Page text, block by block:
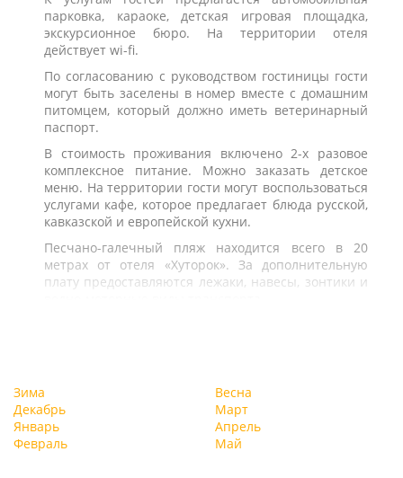
парковка, караоке, детская игровая площадка,
экскурсионное бюро. На территории отеля
действует wi-fi.
По согласованию с руководством гостиницы гости
могут быть заселены в номер вместе с домашним
питомцем, который должно иметь ветеринарный
паспорт.
В стоимость проживания включено 2-х разовое
комплексное питание. Можно заказать детское
меню. На территории гости могут воспользоваться
услугами кафе, которое предлагает блюда русской,
кавказской и европейской кухни.
Песчано-галечный пляж находится всего в 20
метрах от отеля «Хуторок». За дополнительную
плату предоставляются лежаки, навесы, зонтики и
Зима
Декабрь
Январь
Февраль
Весна
Март
Апрель
Май